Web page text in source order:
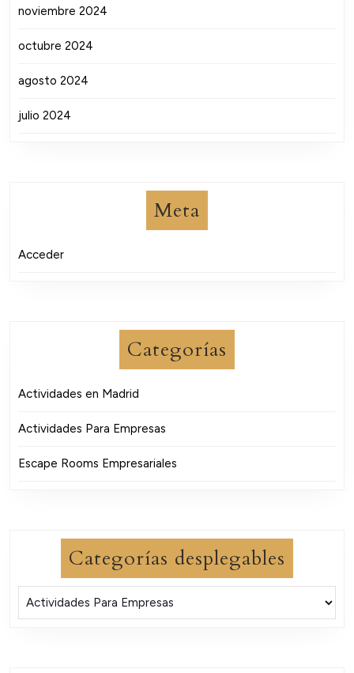
noviembre 2024
octubre 2024
agosto 2024
julio 2024
Meta
Acceder
Categorías
Actividades en Madrid
Actividades Para Empresas
Escape Rooms Empresariales
Categorías desplegables